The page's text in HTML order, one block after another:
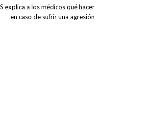
explica a los médicos qué hacer
en caso de sufrir una agresión